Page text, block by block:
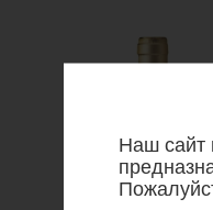
Наш сайт